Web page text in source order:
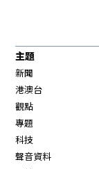
主題
新聞
港澳台
觀點
專題
科技
聲音資料